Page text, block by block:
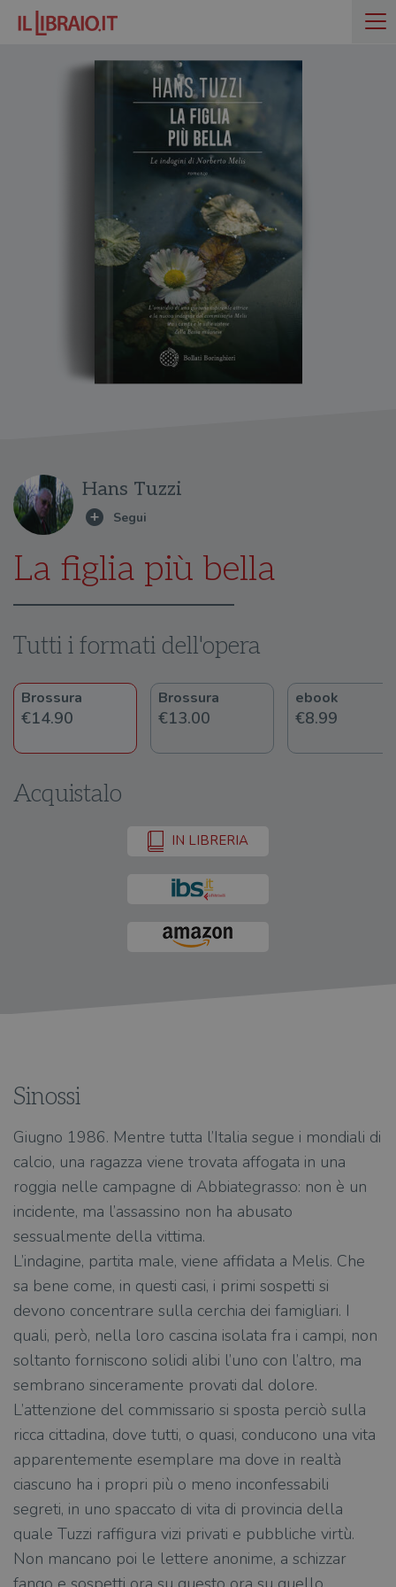
Hans Tuzzi
La figlia più bella
Tutti i formati dell'opera
Brossura
€14.90
Brossura
€13.00
ebook
€8.99
Acquistalo
IN LIBRERIA
Sinossi
Giugno 1986. Mentre tutta l’Italia segue i mondiali di
calcio, una ragazza viene trovata affogata in una
roggia nelle campagne di Abbiategrasso: non è un
incidente, ma l’assassino non ha abusato
sessualmente della vittima.
L’indagine, partita male, viene affidata a Melis. Che
sa bene come, in questi casi, i primi sospetti si
devono concentrare sulla cerchia dei famigliari. I
quali, però, nella loro cascina isolata fra i campi, non
soltanto forniscono solidi alibi l’uno con l’altro, ma
sembrano sinceramente provati dal dolore.
L’attenzione del commissario si sposta perciò sulla
ricca cittadina, dove tutti, o quasi, conducono una vita
apparentemente esemplare ma dove in realtà
ciascuno ha i propri più o meno inconfessabili
segreti, in uno spaccato di vita di provincia della
quale Tuzzi raffigura vizi privati e pubbliche virtù.
Non mancano poi le lettere anonime, a schizzar